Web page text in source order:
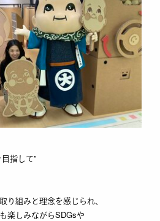
指して”
り組みと理念を感じられ、
楽しみながらSDGsや